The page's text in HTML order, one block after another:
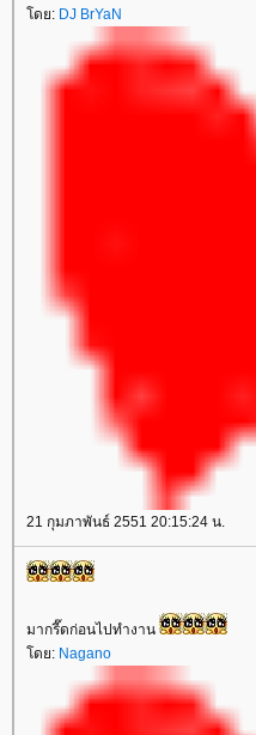
ดย: DJ BrYaN
21 กุมภาพันธ์ 2551 20:15:24 น.
มากรี๊ดก่อนไปทำงาน
ดย: Nagano